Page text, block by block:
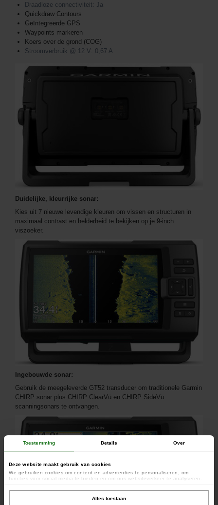
Toestemming Details Over
Deze website maakt gebruik van cookies
We gebruiken cookies om content en advertenties te personaliseren, om
functies voor social media te bieden en om ons websiteverkeer te analyseren.
social media, adverteren en analyse. Deze partners kunnen deze gegevens
combineren met andere informatie die u aan ze heeft verstrekt of die ze hebben
verzameld op basis van uw gebruik van hun services.
Alles toestaan
Draadloze connectiviteit: Ja
Quickdraw Contours
Geïntegreerde GPS
Waypoints markeren
Koers over de grond (COG)
Stroomverbruik @ 12 V: 0,67 A
Duidelijke, kleurrijke sonar:
Kies uit 7 nieuwe levendige kleuren om vissen en structuren in
maximaal contrast en helderheid te bekijken op je 9-inch
viszoeker.
Ingebouwde sonar:
Gebruik de meegeleverde GT52 transducer om traditionele Garmin
CHIRP sonar plus CHIRP ClearVü en CHIRP SideVü
scanningsonars te ontvangen.